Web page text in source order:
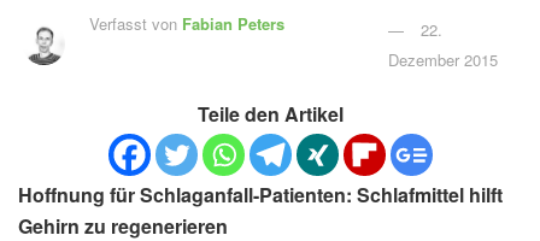
Verfasst von Fabian Peters
22.
Dezember 2015
Teile den Artikel
Hoffnung für Schlaganfall-Patienten: Schlafmittel hilft
Gehirn zu regenerieren